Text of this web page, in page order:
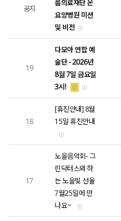
공지
룹의료재단 온
요양병원 미션
및 비전
19
다모아 연합 예
술단 - 2026년
8월 7일 금요일
3시!
18
[휴진안내] 8월
15일 휴진안내
17
노을음악회- 그
린닥터스와 하
는 노을빛 선율
7월25일에 만
나요~